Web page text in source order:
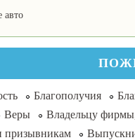
авто
Благополучия
Веры
Владельцу